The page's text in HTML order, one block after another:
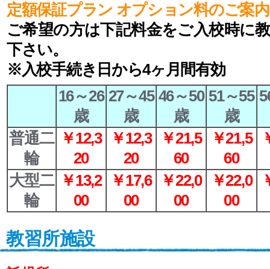
定額保証プラン オプション料のご案内
ご希望の方は下記料金をご入校時に
下さい。
※入校手続き日から4ヶ月間有効
16～26
歳
27～45
歳
46～50
歳
51～55
歳
普通二
輪
￥12,3
20
￥12,3
20
￥21,5
60
￥21,5
60
大型二
輪
￥13,2
00
￥17,6
00
￥22,0
00
￥22,0
00
教習所施設